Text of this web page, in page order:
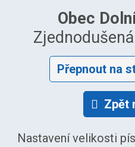
Obec
Přepnout na
Zpět
Nastavení velikosti